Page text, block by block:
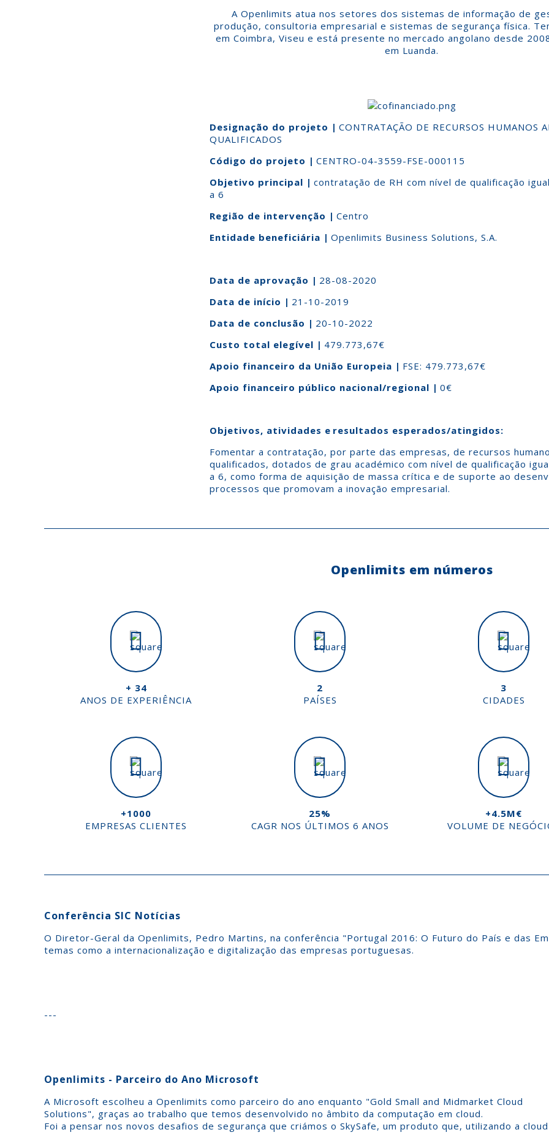
A Openlimits atua nos setores dos sistemas de informação de
produção, consultoria empresarial e sistemas de segurança física.
em Coimbra, Viseu e está presente no mercado angolano desde
em Luanda.
Designação do projeto | CONTRATAÇÃO DE RECURSOS HUMANOS
QUALIFICADOS
Código do projeto | CENTRO-04-3559-FSE-000115
Objetivo principal | contratação de RH com nível de qualificação
a 6
Região de intervenção | Centro
Entidade beneficiária | Openlimits Business Solutions, S.A.
Data de aprovação | 28-08-2020
Data de início | 21-10-2019
Data de conclusão | 20-10-2022
Custo total elegível | 479.773,67€
Apoio financeiro da União Europeia | FSE: 479.773,67€
Apoio financeiro público nacional/regional | 0€
Objetivos, atividades e resultados esperados/atingidos:
Fomentar a contratação, por parte das empresas, de recursos
qualificados, dotados de grau académico com nível de qualificação
a 6, como forma de aquisição de massa crítica e de suporte ao
processos que promovam a inovação empresarial.
Openlimits em números
+ 34
ANOS DE EXPERIÊNCIA
2
PAÍSES
3
CIDADES
+1000
EMPRESAS CLIENTES
25%
CAGR NOS ÚLTIMOS 6 ANOS
+4.5M€
VOLUME DE
Conferência SIC Notícias
O Diretor-Geral da Openlimits, Pedro Martins, na conferência "Portugal 2016: O Futuro do País e das
temas como a internacionalização e digitalização das empresas portuguesas.
---
Openlimits - Parceiro do Ano Microsoft
A Microsoft escolheu a Openlimits como parceiro do ano enquanto "Gold Small and Midmarket Cloud
Solutions", graças ao trabalho que temos desenvolvido no âmbito da computação em cloud.
Foi a pensar nos novos desafios de segurança que criámos o SkySafe, um produto que, utilizando a